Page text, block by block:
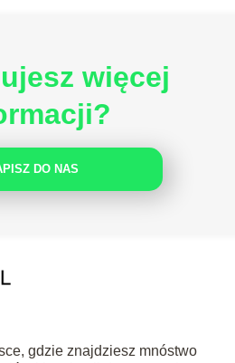
więcej
DO NAS
gdzie znajdziesz mnóstwo